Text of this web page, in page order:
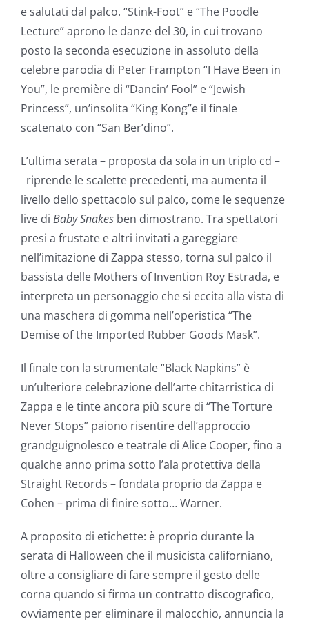
e salutati dal palco. “Stink-Foot” e “The Poodle
Lecture” aprono le danze del 30, in cui trovano
posto la seconda esecuzione in assoluto della
celebre parodia di Peter Frampton “I Have Been in
You”, le première di “Dancin’ Fool” e “Jewish
Princess”, un’insolita “King Kong”e il finale
scatenato con “San Ber’dino”.
L’ultima serata – proposta da sola in un triplo cd –
riprende le scalette precedenti, ma aumenta il
livello dello spettacolo sul palco, come le sequenze
live di Baby Snakes ben dimostrano. Tra spettatori
presi a frustate e altri invitati a gareggiare
nell’imitazione di Zappa stesso, torna sul palco il
bassista delle Mothers of Invention Roy Estrada, e
interpreta un personaggio che si eccita alla vista di
una maschera di gomma nell’operistica “The
Demise of the Imported Rubber Goods Mask”.
Il finale con la strumentale “Black Napkins” è
un’ulteriore celebrazione dell’arte chitarristica di
Zappa e le tinte ancora più scure di “The Torture
Never Stops” paiono risentire dell’approccio
grandguignolesco e teatrale di Alice Cooper, fino a
qualche anno prima sotto l’ala protettiva della
Straight Records – fondata proprio da Zappa e
Cohen – prima di finire sotto… Warner.
A proposito di etichette: è proprio durante la
serata di Halloween che il musicista californiano,
oltre a consigliare di fare sempre il gesto delle
corna quando si firma un contratto discografico,
ovviamente per eliminare il malocchio, annuncia la